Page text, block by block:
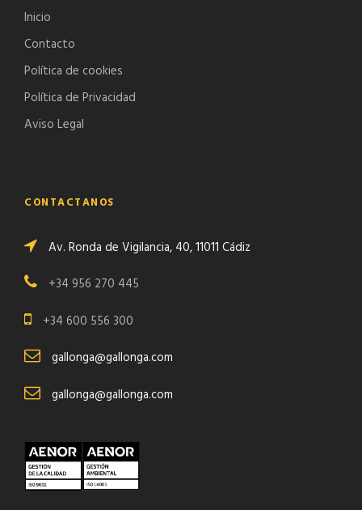
Inicio
Contacto
Política de cookies
Política de Privacidad
Aviso Legal
CONTACTANOS
Av. Ronda de Vigilancia, 40, 11011 Cádiz
+34 956 270 445
+34 600 556 300
gallonga@gallonga.com
gallonga@gallonga.com